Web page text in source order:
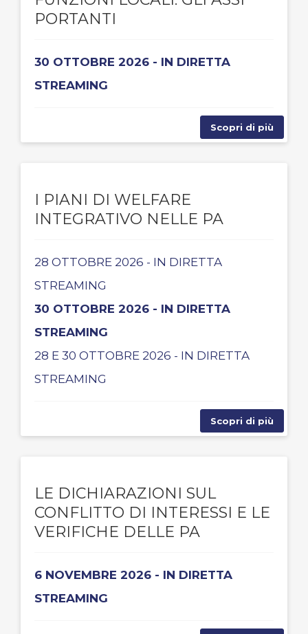
PORTANTI
30 OTTOBRE 2026 - IN DIRETTA
STREAMING
Scopri di più
I PIANI DI WELFARE
INTEGRATIVO NELLE PA
28 OTTOBRE 2026 - IN DIRETTA
STREAMING
30 OTTOBRE 2026 - IN DIRETTA
STREAMING
28 E 30 OTTOBRE 2026 - IN DIRETTA
STREAMING
Scopri di più
LE DICHIARAZIONI SUL
CONFLITTO DI INTERESSI E LE
VERIFICHE DELLE PA
6 NOVEMBRE 2026 - IN DIRETTA
STREAMING